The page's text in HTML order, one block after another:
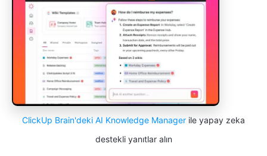
ClickUp Brain'deki AI Knowledge Manager ile yapay zeka
destekli yanıtlar alın